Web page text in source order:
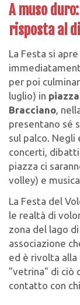
A muso
risposta al
La Festa si
per poi
luglio) in
Bracciano ,
presentano sé
sul palco.
concerti,
piazza ci
volley) e musica.
La Festa del
le realtà di
zona del lago
associazione
ed è rivolta
"vetrina" di ciò
contatto con